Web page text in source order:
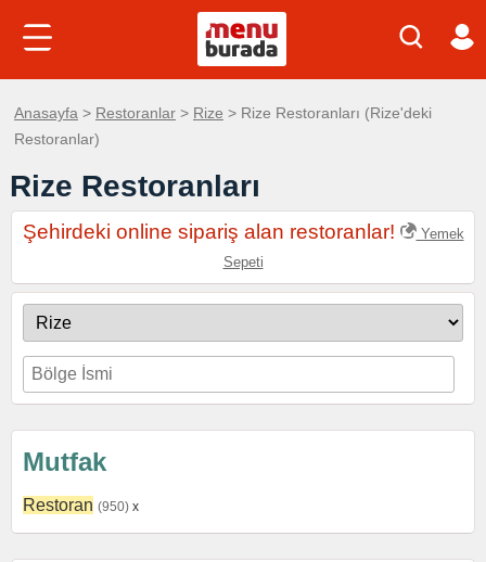
Anasayfa > Restoranlar > Rize > Rize Restoranları (Rize'deki
Restoranlar)
Rize Restoranları
Şehirdeki online sipariş alan restoranlar!
Yemek
Sepeti
Mutfak
Restoran (950) x